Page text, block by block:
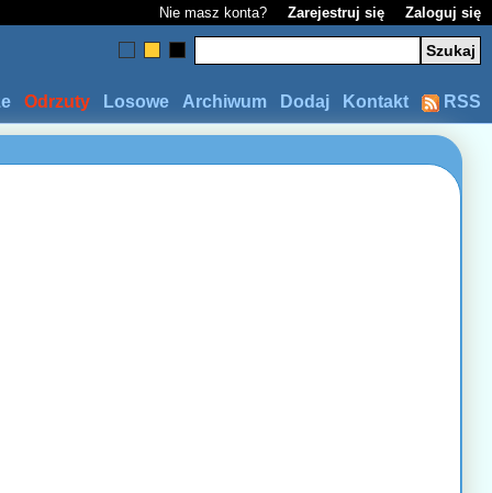
Nie masz konta? Zarejestruj się Zaloguj się
RSS
Kontakt
Dodaj
Archiwum
Losowe
Odrzuty